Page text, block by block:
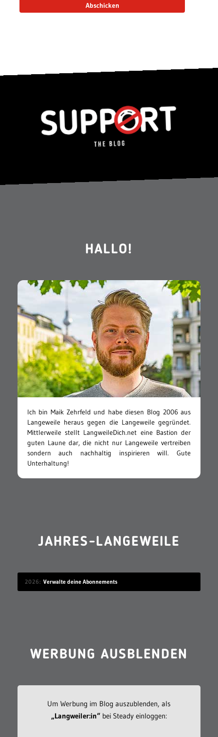
HALLO!
Ich bin Maik Zehrfeld und habe diesen Blog 2006 aus
Langeweile heraus gegen die Langeweile gegründet.
Mittlerweile stellt LangweileDich.net eine Bastion der
guten Laune dar, die nicht nur Langeweile vertreiben
sondern auch nachhaltig inspirieren will. Gute
Unterhaltung!
JAHRES-LANGEWEILE
2026 Verwalte deine Abonnements
WERBUNG AUSBLENDEN
Um Werbung im Blog auszublenden, als
„Langweiler:in“bei Steady einloggen: